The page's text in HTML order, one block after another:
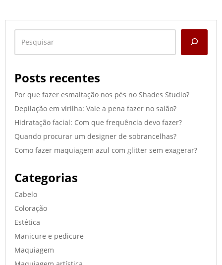
Posts recentes
Por que fazer esmaltação nos pés no Shades Studio?
Depilação em virilha: Vale a pena fazer no salão?
Hidratação facial: Com que frequência devo fazer?
Quando procurar um designer de sobrancelhas?
Como fazer maquiagem azul com glitter sem exagerar?
Categorias
Cabelo
Coloração
Estética
Manicure e pedicure
Maquiagem